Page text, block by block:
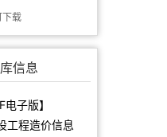
下载
信息
电子版】
工程造价信息